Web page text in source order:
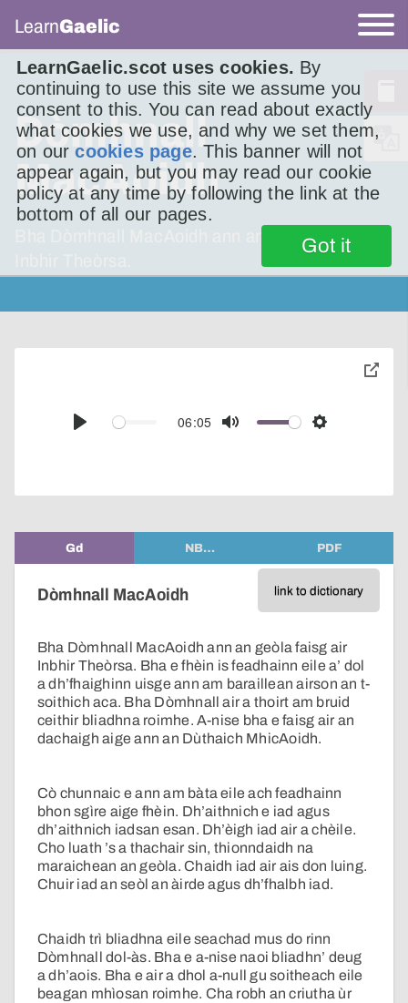
LearnGaelic.scot uses cookies. By
continuing to use this site we assume you
consent to this. You can read about exactly
what cookies we use, and why we set them,
on ourcookies page. This banner will not
appear again, but you may read our cookie
policy at any time by following the link at the
bottom of all our pages.
Got it
LearnGaelic
Dòmhnall
MacAoidh
Bha Dòmhnall MacAoidh ann an geòla faisg air
Play
06:05
Mute Settings
toggle
Gd NB… PDF
link to dictionary
Dòmhnall MacAoidh
Bha Dòmhnall MacAoidh ann an geòla faisg air
Inbhir Theòrsa. Bha e fhèin is feadhainn eile a’ dol
a dh’fhaighinn uisge ann am baraillean airson an t-
soithich aca. Bha Dòmhnall air a thoirt am bruid
ceithir bliadhna roimhe. A-nise bha e faisg air an
dachaigh aige ann an Dùthaich MhicAoidh.
Cò chunnaic e ann am bàta eile ach feadhainn
bhon sgìre aige fhèin. Dh’aithnich e iad agus
dh’aithnich iadsan esan. Dh’èigh iad air a chèile.
Cho luath ’s a thachair sin, thionndaidh na
maraichean an geòla. Chaidh iad air ais don luing.
Chuir iad an seòl an àirde agus dh’fhalbh iad.
Chaidh trì bliadhna eile seachad mus do rinn
Dòmhnall dol-às. Bha e a-nise naoi bliadhn’ deug
a dh’aois. Bha e air a dhol a-null gu soitheach eile
beagan mhìosan roimhe. Cha robh an criutha ùr